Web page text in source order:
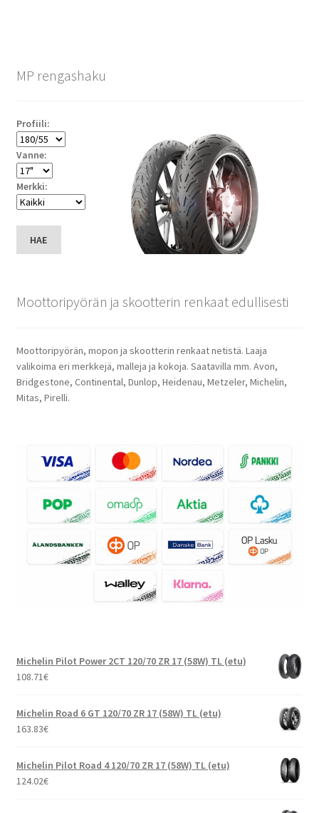
MP rengashaku
Profiili:
Vanne:
Merkki:
HAE
Moottoripyörän ja skootterin renkaat edullisesti
Moottoripyörän, mopon ja skootterin renkaat netistä. Laaja
valikoima eri merkkejä, malleja ja kokoja. Saatavilla mm. Avon,
Bridgestone, Continental, Dunlop, Heidenau, Metzeler, Michelin,
Mitas, Pirelli.
Michelin Pilot Power 2CT 120/70 ZR 17 (58W) TL (etu)
108.71€
Michelin Road 6 GT 120/70 ZR 17 (58W) TL (etu)
163.83€
Michelin Pilot Road 4 120/70 ZR 17 (58W) TL (etu)
124.02€